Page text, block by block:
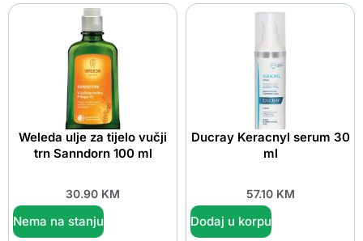
Weleda ulje za tijelo vučji
trn Sanndorn 100 ml
30.90 KM
Nema na stanju
Ducray Keracnyl serum 30
ml
57.10 KM
Dodaj u korpu